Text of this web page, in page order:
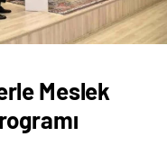
Meslek